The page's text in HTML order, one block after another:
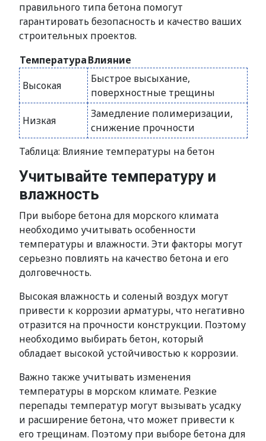
правильного типа бетона помогут
гарантировать безопасность и качество ваших
строительных проектов.
ТемператураВлияние
Высокая
Быстрое высыхание,
поверхностные трещины
Низкая
Замедление полимеризации,
снижение прочности
Таблица: Влияние температуры на бетон
Учитывайте температуру и
влажность
При выборе бетона для морского климата
необходимо учитывать особенности
температуры и влажности. Эти факторы могут
серьезно повлиять на качество бетона и его
долговечность.
Высокая влажность и соленый воздух могут
привести к коррозии арматуры, что негативно
отразится на прочности конструкции. Поэтому
необходимо выбирать бетон, который
обладает высокой устойчивостью к коррозии.
Важно также учитывать изменения
температуры в морском климате. Резкие
перепады температур могут вызывать усадку
и расширение бетона, что может привести к
его трещинам. Поэтому при выборе бетона для